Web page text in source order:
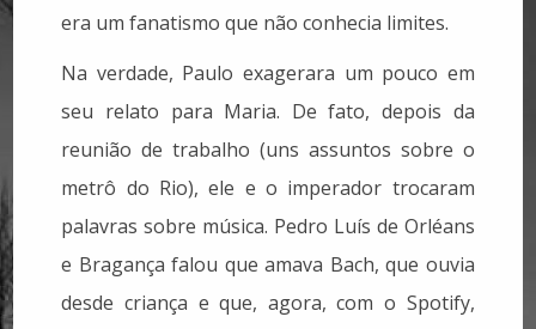
era um fanatismo que não conhecia limites.
Na verdade, Paulo exagerara um pouco em
seu relato para Maria. De fato, depois da
reunião de trabalho (uns assuntos sobre o
metrô do Rio), ele e o imperador trocaram
palavras sobre música. Pedro Luís de Orléans
e Bragança falou que amava Bach, que ouvia
desde criança e que, agora, com o Spotify,